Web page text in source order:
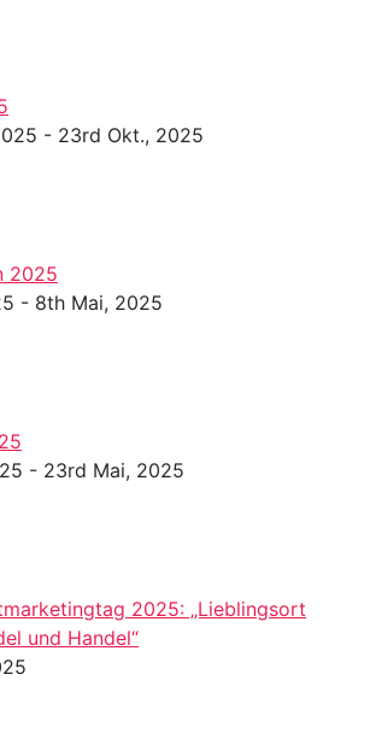
- 23rd Okt., 2025
2025
- 8th Mai, 2025
- 23rd Mai, 2025
2025: „Lieblingsort
und Handel“